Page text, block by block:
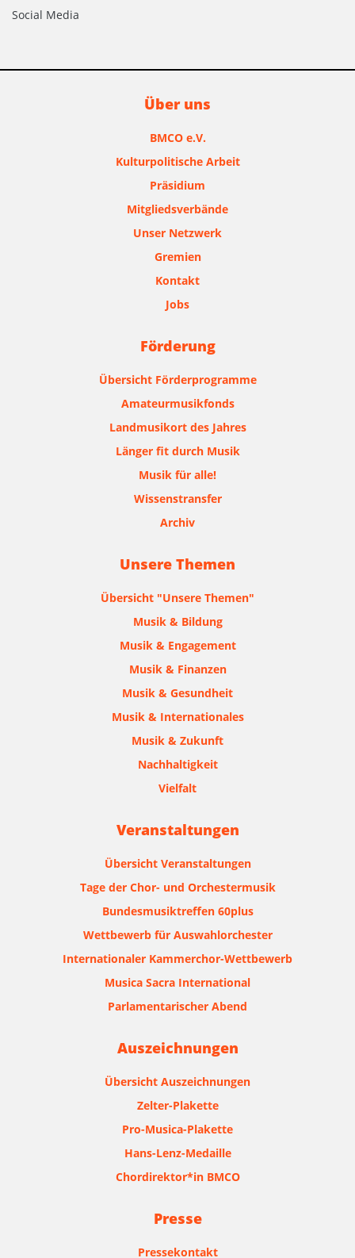
Social Media
Über uns
BMCO e.V.
Kulturpolitische Arbeit
Präsidium
Mitgliedsverbände
Unser Netzwerk
Gremien
Kontakt
Jobs
Förderung
Übersicht Förderprogramme
Amateurmusikfonds
Landmusikort des Jahres
Länger fit durch Musik
Musik für alle!
Wissenstransfer
Archiv
Unsere Themen
Übersicht "Unsere Themen"
Musik & Bildung
Musik & Engagement
Musik & Finanzen
Musik & Gesundheit
Musik & Internationales
Musik & Zukunft
Nachhaltigkeit
Vielfalt
Veranstaltungen
Übersicht Veranstaltungen
Tage der Chor- und Orchestermusik
Bundesmusiktreffen 60plus
Wettbewerb für Auswahlorchester
Internationaler Kammerchor-Wettbewerb
Musica Sacra International
Parlamentarischer Abend
Auszeichnungen
Übersicht Auszeichnungen
Zelter-Plakette
Pro-Musica-Plakette
Hans-Lenz-Medaille
Chordirektor*in BMCO
Presse
Pressekontakt